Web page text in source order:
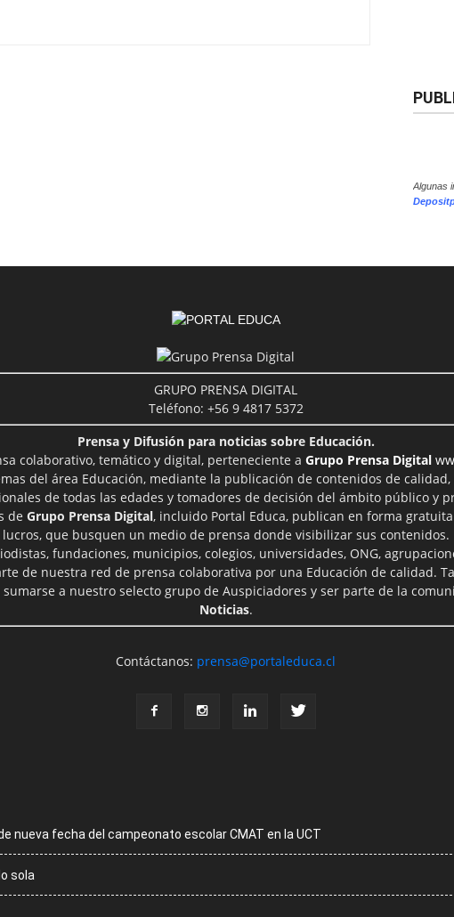
Algunas
GRUPO PRENSA DIGITAL
Teléfono: +56 9 4817 5372
Prensa y Difusión para noticias sobre Educación.
colaborativo, temático y digital, perteneciente a Grupo Prensa Digital
del área Educación, mediante la publicación de contenidos de
de todas las edades y tomadores de decisión del ámbito público y
de Grupo Prensa Digital, incluido Portal Educa, publican en forma
lucros, que busquen un medio de prensa donde visibilizar sus contenidos.
fundaciones, municipios, colegios, universidades, ONG,
de nuestra red de prensa colaborativa por una Educación de calidad.
sumarse a nuestro selecto grupo de Auspiciadores y ser parte de la
Noticias.
Contáctanos: prensa@portaleduca.cl
nueva fecha del campeonato escolar CMAT en la UCT
sola